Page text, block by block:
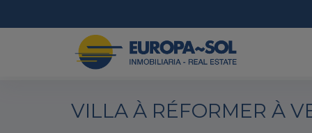
VILLA À RÉFORMER À
1 / 31